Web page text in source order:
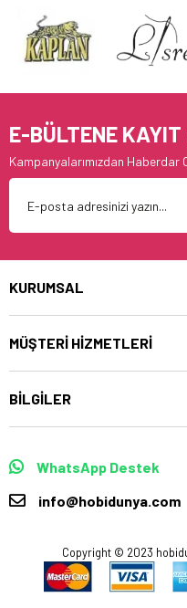
E-BÜLTENE KAYIT
Kampanyalarımızdan Haberdar
KURUMSAL
MÜŞTERİ HİZMETLERİ
BİLGİLER
WhatsApp Destek
info@hobidunya.com
Copyright © 2023